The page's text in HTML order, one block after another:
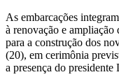
As embarcações
à renovação e ampliação
para a construção dos
(20), em cerimônia
a presença do